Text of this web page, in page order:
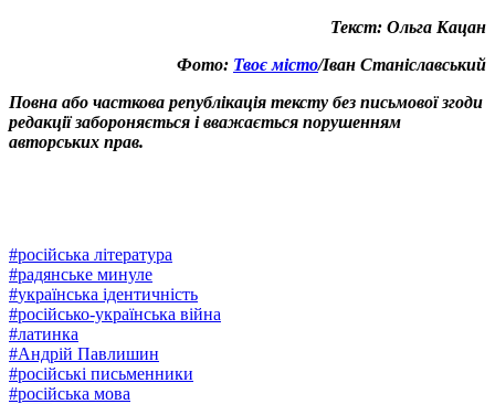
Текст: Ольга Кацан
Фото: Твоє місто/Іван Станіславський
Повна або часткова републікація тексту без письмової згоди
редакції забороняється і вважається порушенням
авторських прав.
#російська література
#радянське минуле
#українська ідентичність
#російсько-українська війна
#латинка
#Андрій Павлишин
#російські письменники
#російська мова